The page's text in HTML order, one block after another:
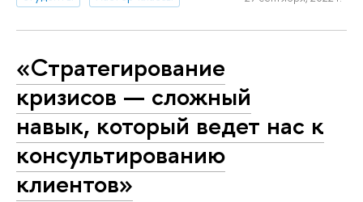
«Стратегирование
кризисов — сложный
навык, который ведет нас к
консультированию
клиентов»